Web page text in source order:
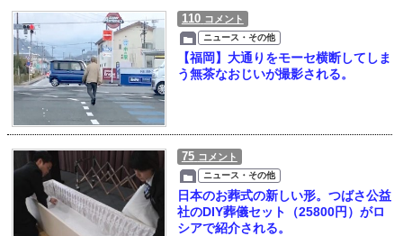
110 コメント
ニュース・その他
【福岡】大通りをモーセ横断してしま
う無茶なおじいが撮影される。
75 コメント
ニュース・その他
日本のお葬式の新しい形。つばさ公益
社のDIY葬儀セット（25800円）がロ
シアで紹介される。